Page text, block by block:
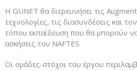
Η GUNET θα διερευνήσει τις
τεχνολογίες, τις διασυνδέσεις και
τόπου εκπαίδευση που θα μπορούν
ασκήσεις του NAFTES.
Οι ομάδες-στόχοι του έργου